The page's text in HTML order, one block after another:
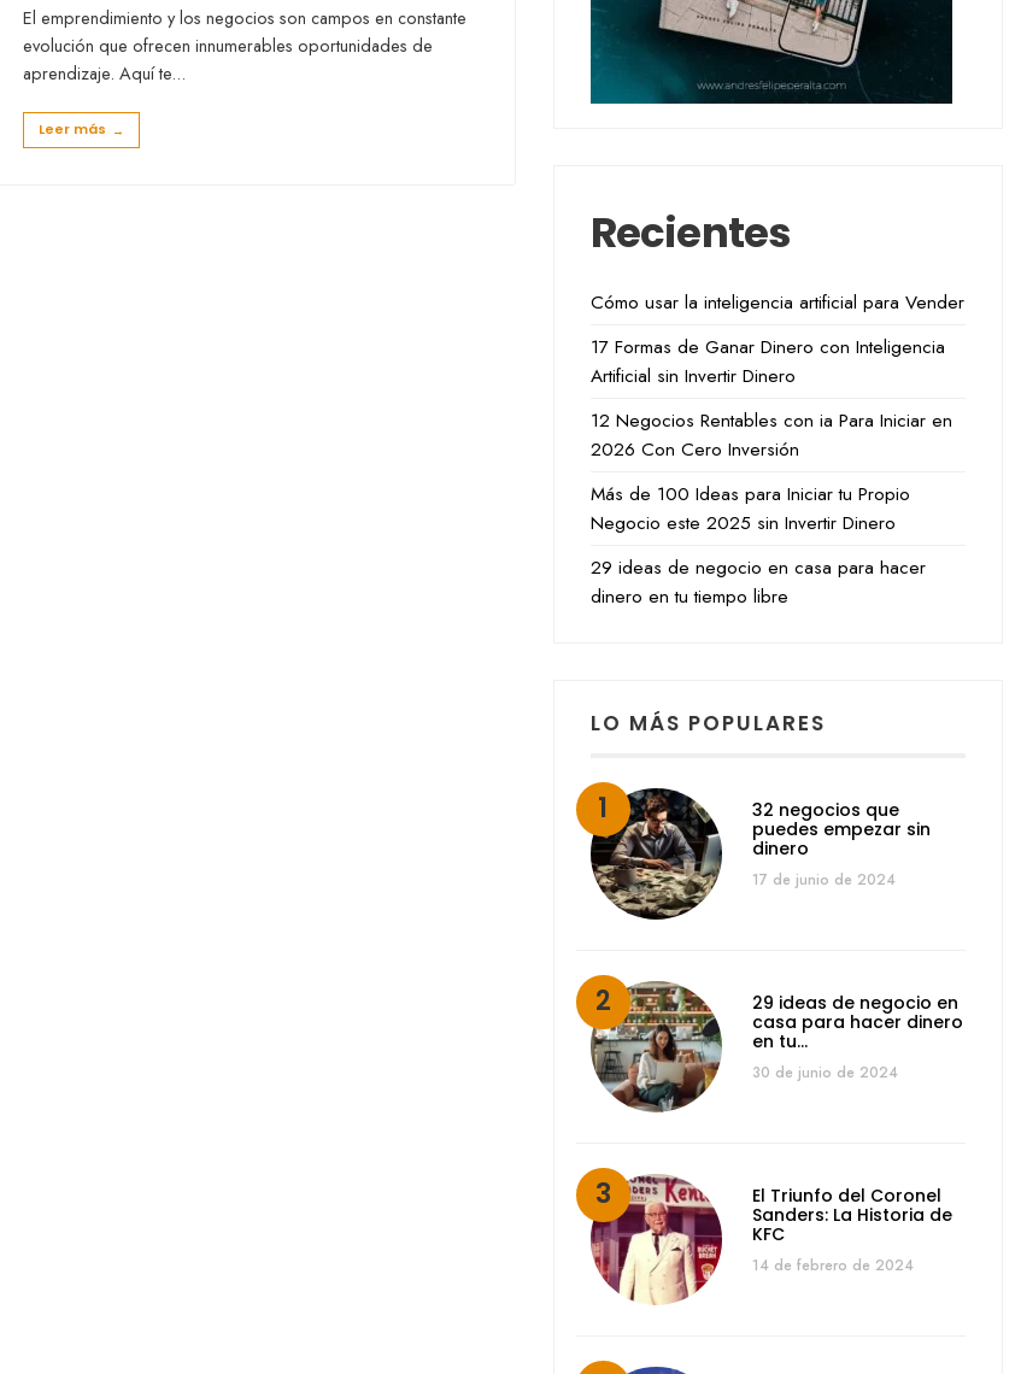
El emprendimiento y los negocios son campos en constante
evolución que ofrecen innumerables oportunidades de
aprendizaje. Aquí te...
Leer más →
Recientes
Cómo usar la inteligencia artificial para Vender
17 Formas de Ganar Dinero con Inteligencia
Artificial sin Invertir Dinero
12 Negocios Rentables con ia Para Iniciar en
2026 Con Cero Inversión
Más de 100 Ideas para Iniciar tu Propio
Negocio este 2025 sin Invertir Dinero
29 ideas de negocio en casa para hacer
dinero en tu tiempo libre
LO MÁS POPULARES
32 negocios que
puedes empezar sin
dinero
17 de junio de 2024
29 ideas de negocio en
casa para hacer dinero
en tu…
30 de junio de 2024
El Triunfo del Coronel
Sanders: La Historia de
KFC
14 de febrero de 2024